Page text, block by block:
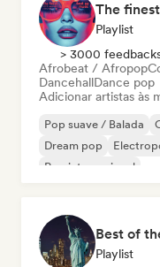
The
Playlist
> 3000
Afrobeat / Afropop
DancehallDance pop
Adicionar artistas às
Pop suave / Balada
Dream pop
Pop internacional
Best of
Playlist